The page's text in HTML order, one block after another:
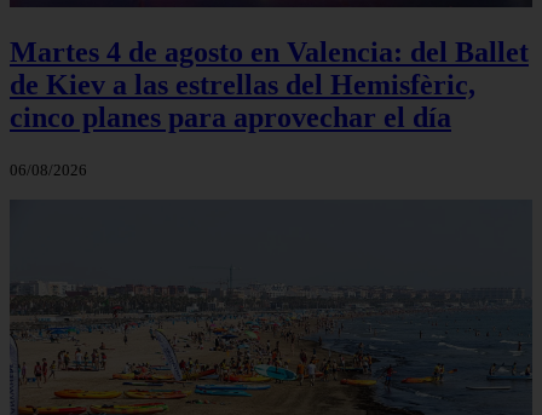
Martes 4 de agosto en Valencia: del Ballet
de Kiev a las estrellas del Hemisfèric,
cinco planes para aprovechar el día
06/08/2026